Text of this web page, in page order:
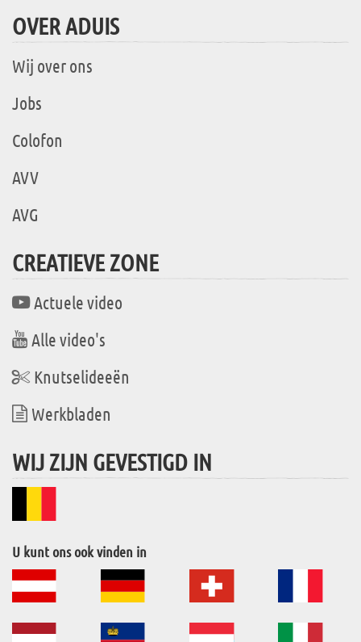
OVER ADUIS
Wij over ons
Jobs
Colofon
AVV
AVG
CREATIEVE ZONE
Actuele video
Alle video's
Knutselideeën
Werkbladen
WIJ ZIJN GEVESTIGD IN
U kunt ons ook vinden in